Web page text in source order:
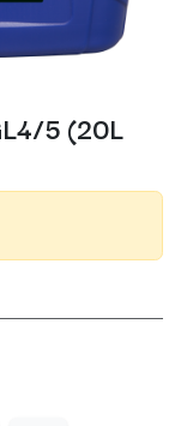
5 (20L